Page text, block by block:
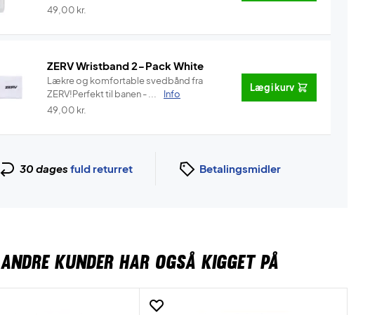
Info
49,00 kr.
ZERV Wristband 2-Pack White
Lækre og komfortable svedbånd fra
ZERV!Perfekt til banen - ...
Info
49,00 kr.
Læg i kurv
30 dages fuld returret Betalingsmidler
ANDRE KUNDER HAR OGSÅ KIGGET PÅ